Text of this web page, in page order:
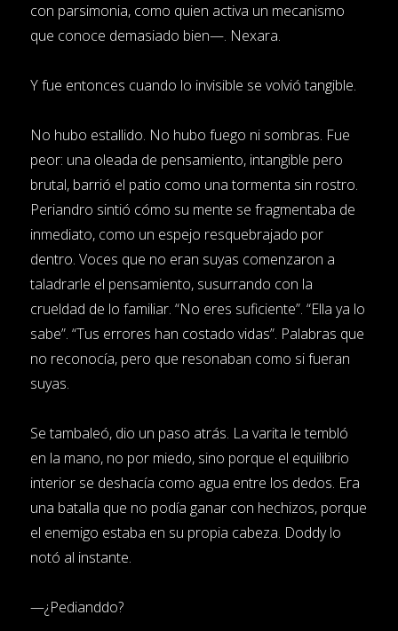
con parsimonia, como quien activa un mecanismo
que conoce demasiado bien—. Nexara.
Y fue entonces cuando lo invisible se volvió tangible.
No hubo estallido. No hubo fuego ni sombras. Fue
peor: una oleada de pensamiento, intangible pero
brutal, barrió el patio como una tormenta sin rostro.
Periandro sintió cómo su mente se fragmentaba de
inmediato, como un espejo resquebrajado por
dentro. Voces que no eran suyas comenzaron a
taladrarle el pensamiento, susurrando con la
crueldad de lo familiar. “No eres suficiente”. “Ella ya lo
sabe”. “Tus errores han costado vidas”. Palabras que
no reconocía, pero que resonaban como si fueran
suyas.
Se tambaleó, dio un paso atrás. La varita le tembló
en la mano, no por miedo, sino porque el equilibrio
interior se deshacía como agua entre los dedos. Era
una batalla que no podía ganar con hechizos, porque
el enemigo estaba en su propia cabeza. Doddy lo
notó al instante.
—¿Pedianddo?